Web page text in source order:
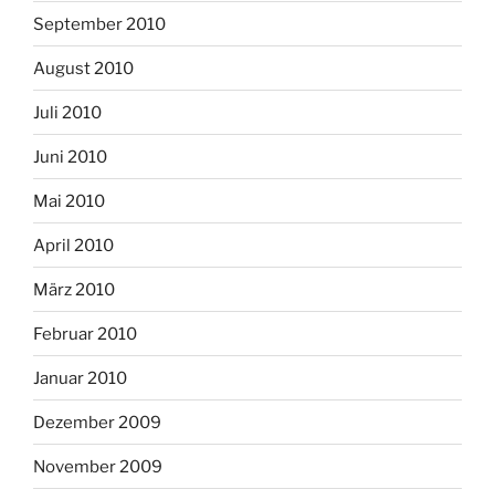
September 2010
August 2010
Juli 2010
Juni 2010
Mai 2010
April 2010
März 2010
Februar 2010
Januar 2010
Dezember 2009
November 2009